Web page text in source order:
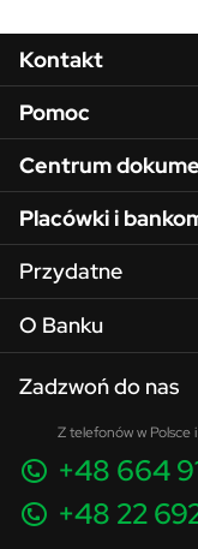
Menu w
Kontakt
Pomoc
Centrum
Placówki i
Przydatne
O Banku
Zadzwoń do nas
Z telefonów w Polsce
+48 664
+48 22